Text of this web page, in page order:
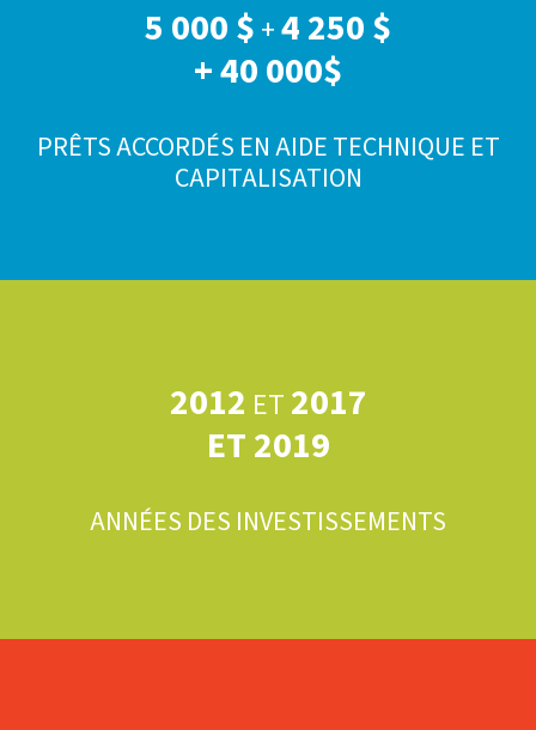
5 000 $ +4 250 $
+ 40 000$
PRÊTS ACCORDÉS EN AIDE TECHNIQUE ET
CAPITALISATION
2012 ET 2017
ET 2019
ANNÉES DES INVESTISSEMENTS